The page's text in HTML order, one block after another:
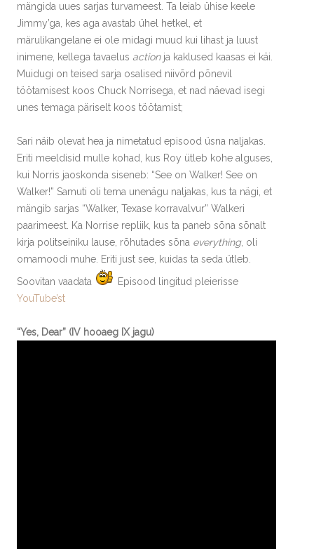
mängida uues sarjas turvameest. Ta leiab ühise keele
Jimmy’ga, kes aga avastab ühel hetkel, et
märulikangelane ei ole midagi muud kui lihast ja luust
inimene, kellega tavaelus actionja kaklused kaasas ei käi.
Muidugi on teised sarja osalised niivõrd põnevil
töötamisest koos Chuck Norrisega, et nad näevad isegi
unes temaga päriselt koos töötamist;
Sari näib olevat hea ja nimetatud episood üsna naljakas.
Eriti meeldisid mulle kohad, kus Roy ütleb kohe alguses,
kui Norris jaoskonda siseneb: “See on Walker! See on
Walker!” Samuti oli tema unenägu naljakas, kus ta nägi, et
mängib sarjas “Walker, Texase korravalvur” Walkeri
paarimeest. Ka Norrise repliik, kus ta paneb sõna sõnalt
kirja politseiniku lause, rõhutades sõna everything, oli
omamoodi muhe. Eriti just see, kuidas ta seda ütleb.
Soovitan vaadata
Episood lingitud pleierisse
YouTube’st
“Yes, Dear” (IV hooaeg IX jagu)